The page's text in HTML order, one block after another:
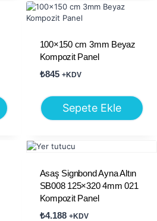
100×150 cm 3mm Beyaz
Kompozit Panel
₺845 +KDV
Sepete Ekle
Asaş Signbond Ayna Altın
SB008 125×320 4mm 021
Kompozit Panel
₺4.188 +KDV